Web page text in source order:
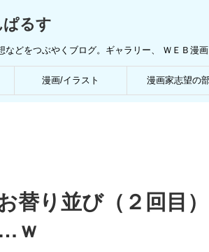
るす
などをつぶやくブログ。ギャラリー、 ＷＥＢ漫
漫画/イラスト 漫画家志望の
替り並び（２回目
ｗ